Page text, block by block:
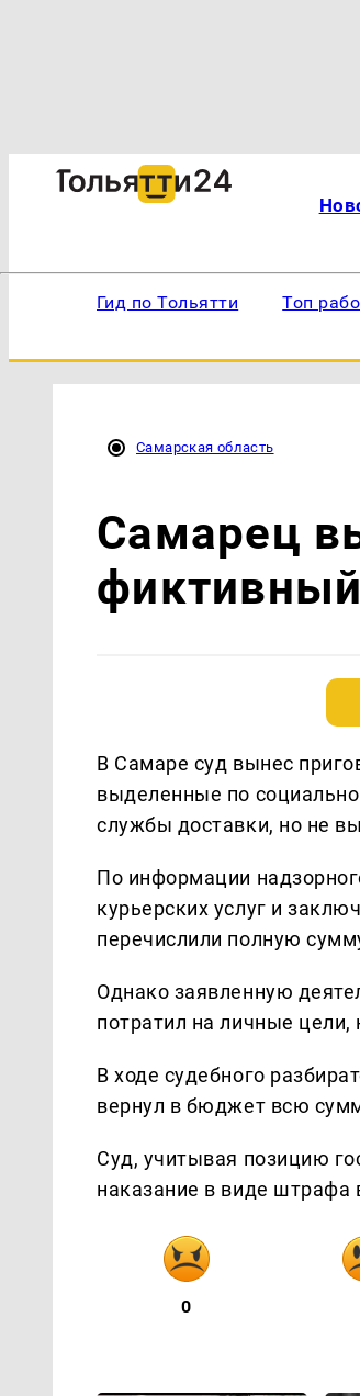
Гид по Тольятти Топ
Самарская область
Самарец
В Самаре суд вынес
выделенные по
службы доставки, но не
По информации
курьерских услуг и
перечислили полную
Однако заявленную
потратил на личные
В ходе судебного
вернул в бюджет всю
Суд, учитывая позицию
наказание в виде штрафа
0